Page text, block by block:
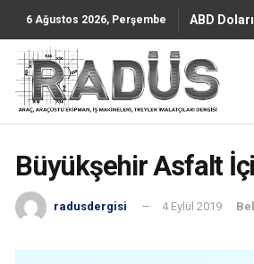
6 Ağustos 2026, Perşembe ABD Doları
Büyükşehir Asfalt
radusdergisi 4 Eylül 2019